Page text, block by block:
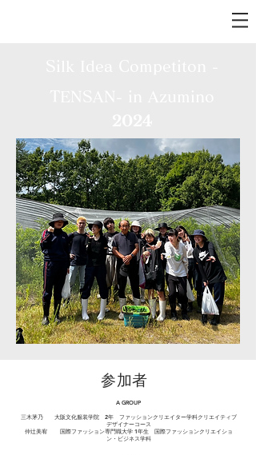
​参加者
A GROUP
三木茅乃 大阪文化服装学院 2年 ファッションクリエイター学科クリエイティブ
デザイナーコース
仲辻美宥 国際ファッション専門職大学 1年生 国際ファッションクリエイショ
ン・ビジネス学科